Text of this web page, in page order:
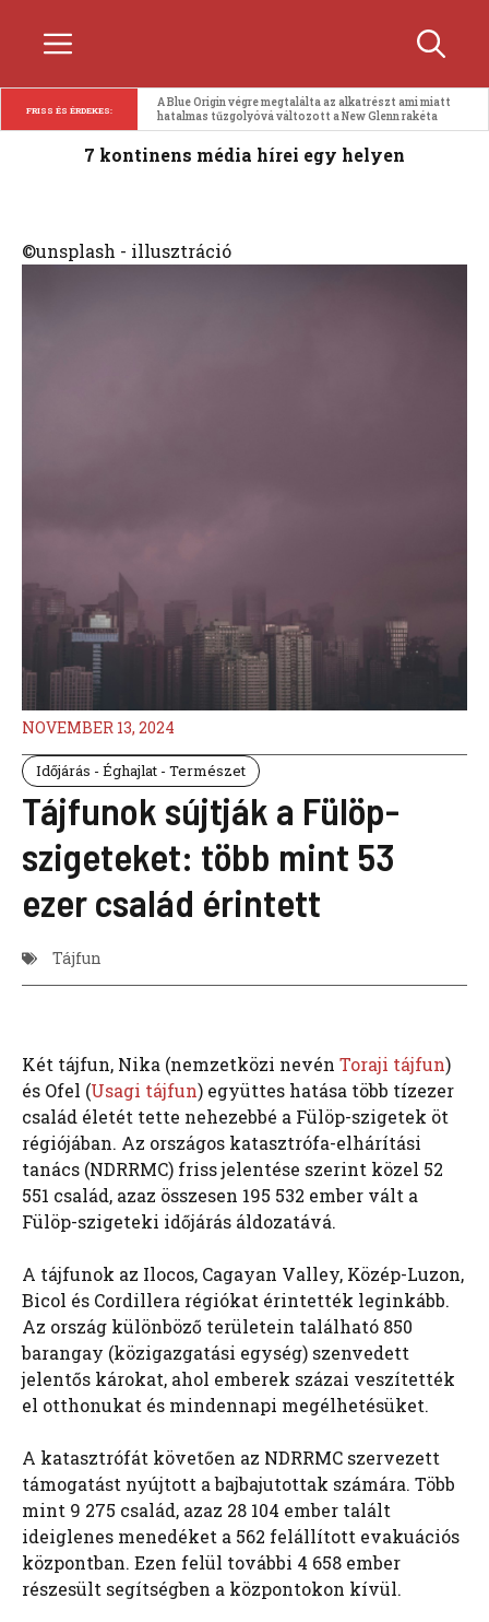
Menü
FRISS ÉS ÉRDEKES:
A Blue Origin végre megtalálta az alkatrészt ami miatt
hatalmas tűzgolyóvá változott a New Glenn rakéta
7 kontinens média hírei egy helyen
©unsplash - illusztráció
NOVEMBER 13, 2024
Időjárás - Éghajlat - Természet
Tájfunok sújtják a Fülöp-
szigeteket: több mint 53
ezer család érintett
Tájfun
Két tájfun, Nika (nemzetközi nevén Toraji tájfun)
és Ofel (Usagi tájfun) együttes hatása több tízezer
család életét tette nehezebbé a Fülöp-szigetek öt
régiójában. Az országos katasztrófa-elhárítási
tanács (NDRRMC) friss jelentése szerint közel 52
551 család, azaz összesen 195 532 ember vált a
Fülöp-szigeteki időjárás áldozatává.
A tájfunok az Ilocos, Cagayan Valley, Közép-Luzon,
Bicol és Cordillera régiókat érintették leginkább.
Az ország különböző területein található 850
barangay (közigazgatási egység) szenvedett
jelentős károkat, ahol emberek százai veszítették
el otthonukat és mindennapi megélhetésüket.
A katasztrófát követően az NDRRMC szervezett
támogatást nyújtott a bajbajutottak számára. Több
mint 9 275 család, azaz 28 104 ember talált
ideiglenes menedéket a 562 felállított evakuációs
központban. Ezen felül további 4 658 ember
részesült segítségben a központokon kívül.